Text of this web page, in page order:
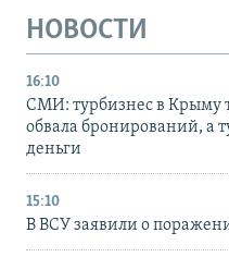
НОВОСТИ
16:10
СМИ: турбизнес в Крыму
обвала бронирований, а
деньги
15:10
В ВСУ заявили о